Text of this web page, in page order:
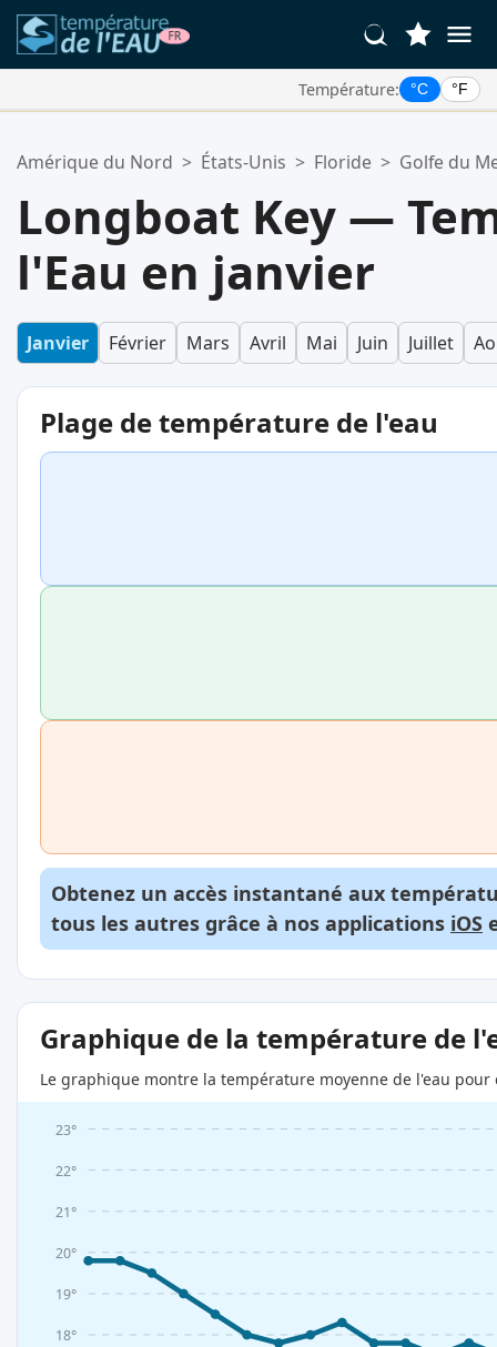
Température: °C °F
Votre liste de favoris est vide.
Amérique du Nord > États-Unis > Floride > Golfe du
Longboat Key —
l'Eau en janvier
Janvier Février Mars Avril Mai Juin Juillet
Plage de température de l'eau
Obtenez un accès instantané aux
tous les autres grâce à nos applications iOS
Graphique de la température de
Le graphique montre la température moyenne de l'eau
18°
19°
20°
21°
22°
23°